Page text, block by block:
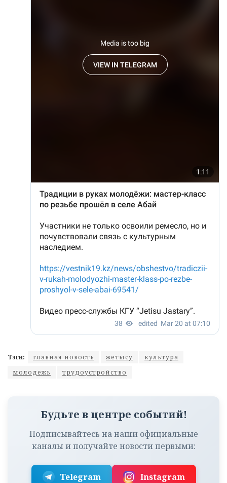
Тэги: главная новость жетысу
культура
молодежь
трудоустройство
Будьте в центре событий!
Подписывайтесь на наши официальные
каналы и получайте новости первыми:
Telegram Instagram